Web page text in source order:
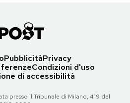
PubblicitàPrivacy
Condizioni d'uso
di accessibilità
presso il Tribunale di Milano, 419 del